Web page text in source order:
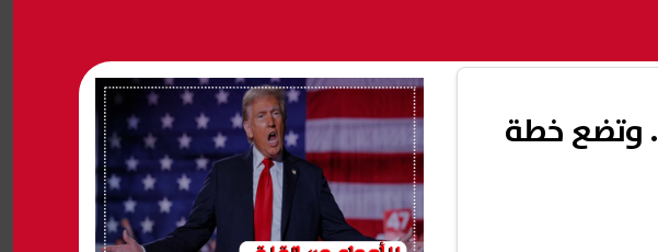
وتضع خطة